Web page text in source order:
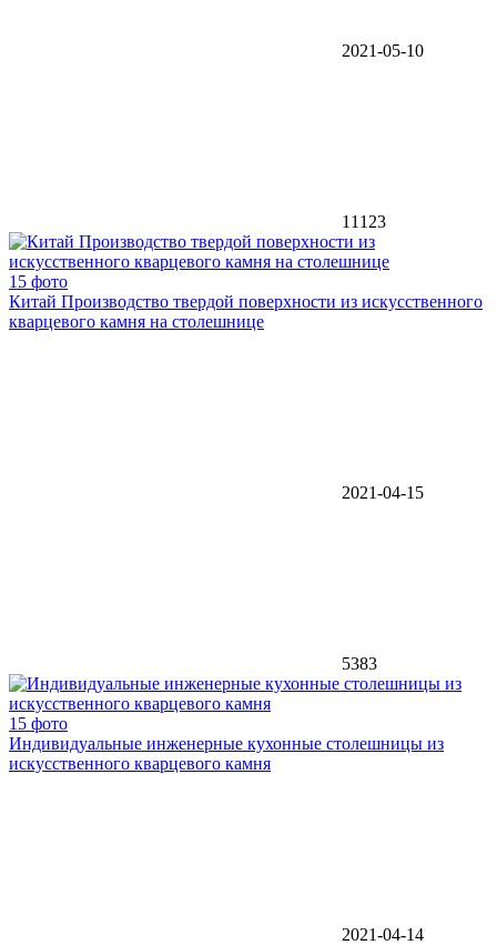
2021-05-10
11123
15 фото
Китай Производство твердой поверхности из искусственного
кварцевого камня на столешнице
2021-04-15
5383
15 фото
Индивидуальные инженерные кухонные столешницы из
искусственного кварцевого камня
2021-04-14